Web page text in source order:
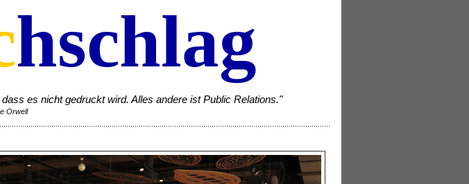
hschlag
es nicht gedruckt wird. Alles andere ist Public Relations."
Orwell